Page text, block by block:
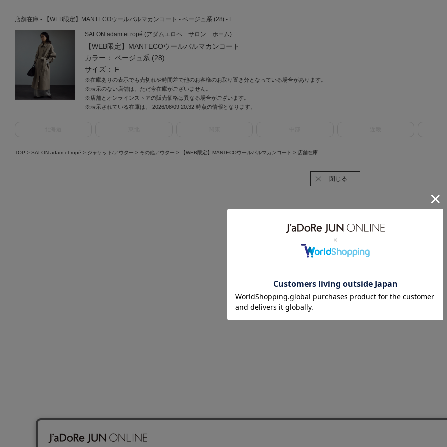
店舗在庫 - 【WEB限定】MANTECOウールバルマカンコート - ベージュ系 (28) - F
SALON adam et ropé (アダムエロペ サロン ホーム)
【WEB限定】MANTECOウールバルマカンコート
カラー： ベージュ系 (28)
サイズ： F
※在庫ありの表示でも売切れや時間差で他のお客様のお取り置き分となっている場合があります。
※表示のない店舗は、ただ今在庫がございません。
※店舗とオンラインストアの販売価格は異なる場合がございます。
※表示されている在庫は、 2026/08/09 20:32 時点の情報となります。
TOP > SALON adam et ropé > ジャケット/アウター > その他アウター > 【WEB限定】MANTECOウールバルマカンコート > 店舗在庫
閉じる